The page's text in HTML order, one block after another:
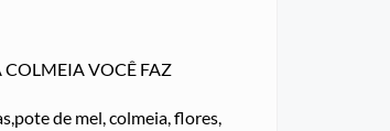
COLMEIA VOCÊ FAZ
de mel, colmeia, flores,